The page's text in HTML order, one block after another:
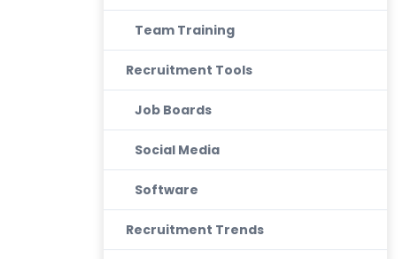
Team Training
Recruitment Tools
Job Boards
Social Media
Software
Recruitment Trends